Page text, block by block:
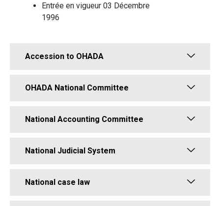
Entrée en vigueur 03 Décembre
1996
Accession to OHADA
OHADA National Committee
National Accounting Committee
National Judicial System
National case law